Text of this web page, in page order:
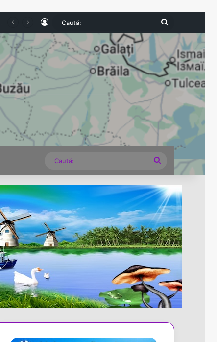
Log In Caută:
Caută: